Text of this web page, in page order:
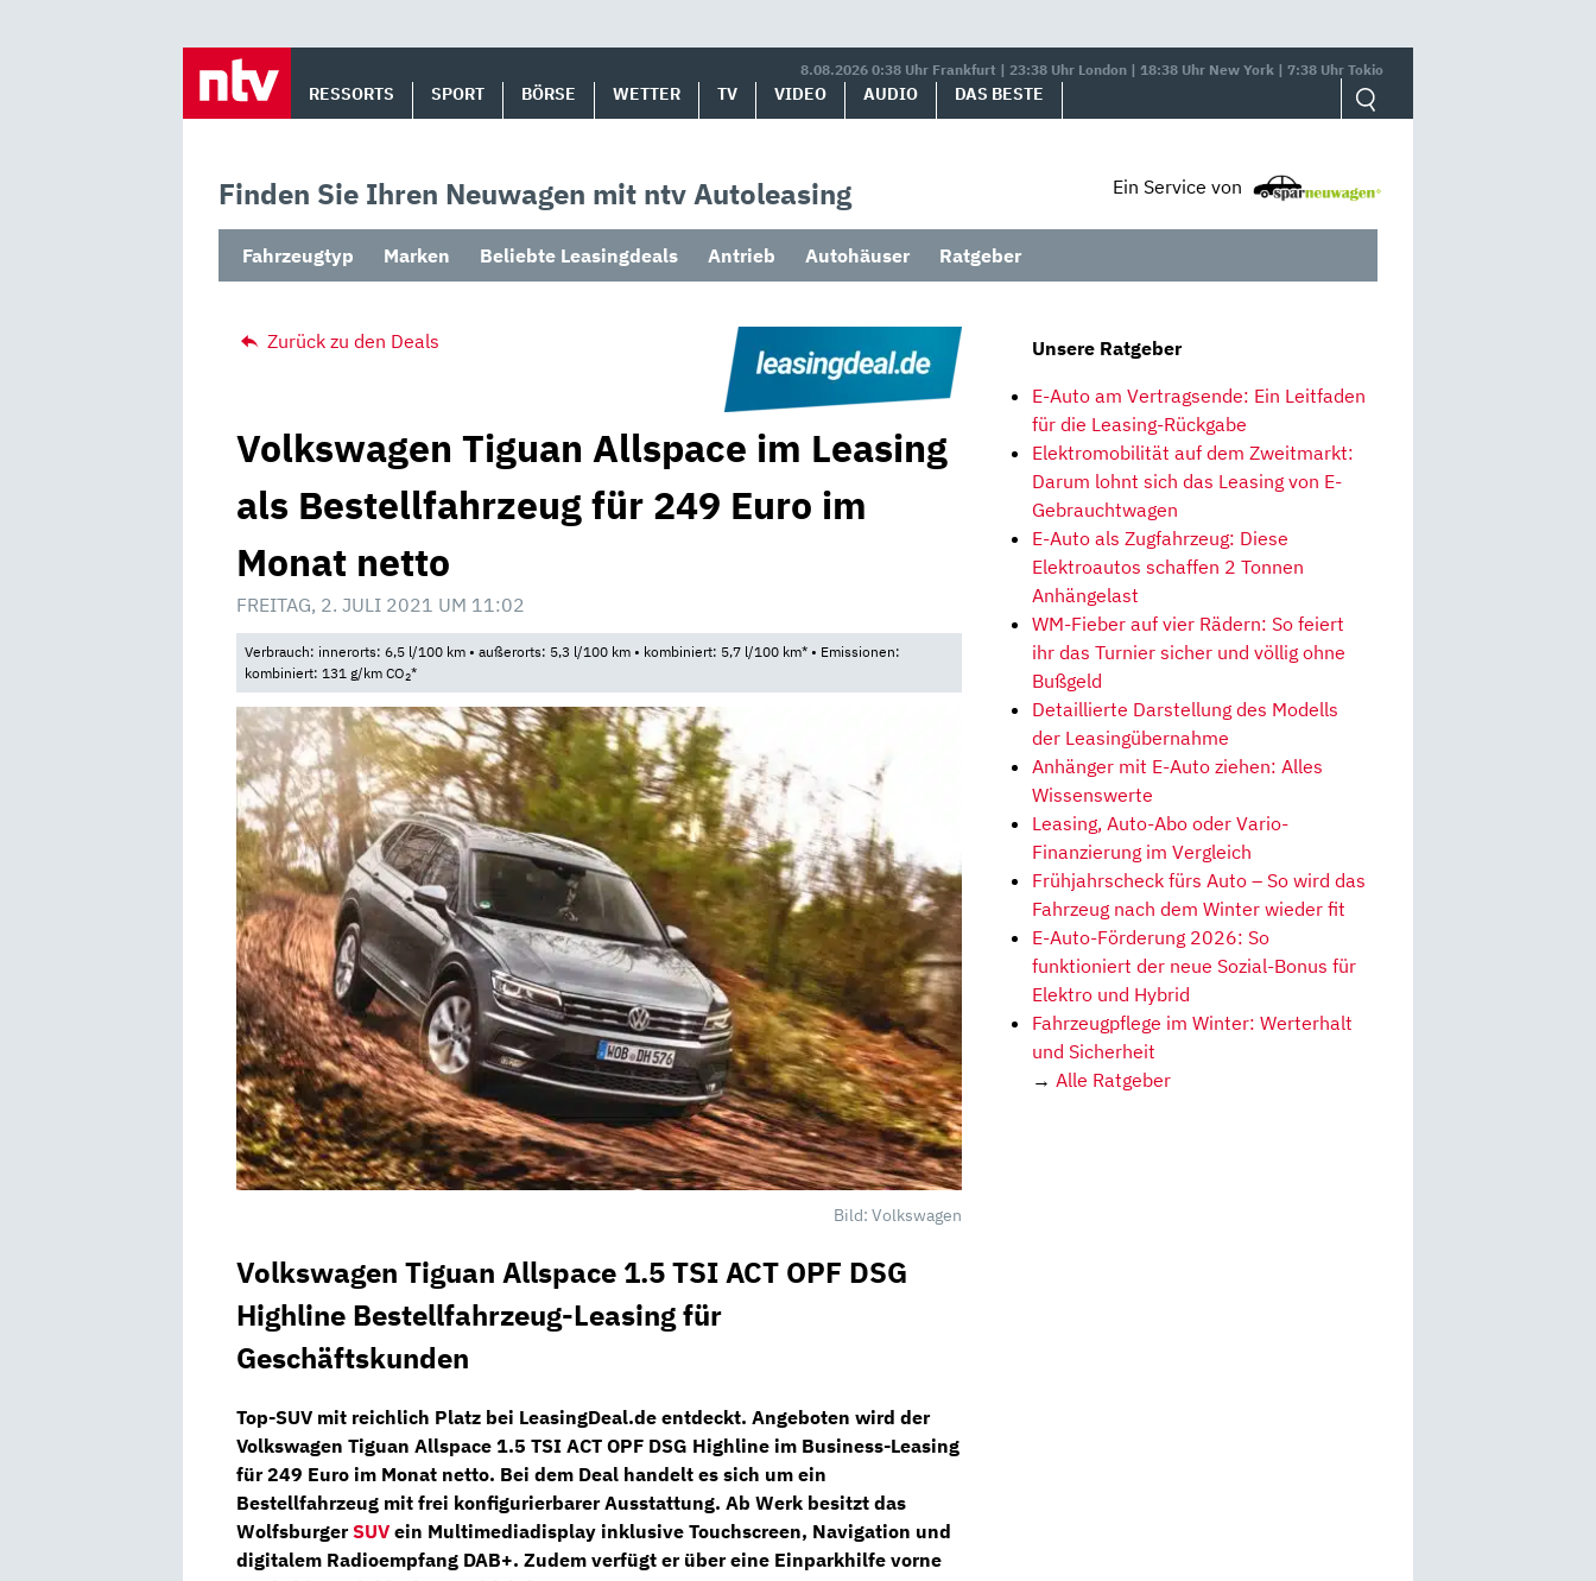
8.08.2026 0:38 Uhr Frankfurt | 23:38 Uhr London | 18:38 Uhr New York | 7:38 Uhr Tokio
RESSORTS SPORT BÖRSE WETTER TV VIDEO AUDIO DAS BESTE
Finden Sie Ihren Neuwagen mit ntv Autoleasing Ein Service von
Fahrzeugtyp Marken Beliebte Leasingdeals Antrieb Autohäuser Ratgeber
Zurück zu den Deals
Volkswagen Tiguan Allspace im Leasing
als Bestellfahrzeug für 249 Euro im
Monat netto
FREITAG, 2. JULI 2021 UM 11:02
Verbrauch: innerorts: 6,5 l/100 km • außerorts: 5,3 l/100 km • kombiniert: 5,7 l/100 km* • Emissionen:
kombiniert: 131 g/km CO2*
Bild: Volkswagen
Volkswagen Tiguan Allspace 1.5 TSI ACT OPF DSG
Highline Bestellfahrzeug-Leasing für
Geschäftskunden
Top-SUV mit reichlich Platz bei LeasingDeal.de entdeckt. Angeboten wird der
Volkswagen Tiguan Allspace 1.5 TSI ACT OPF DSG Highline im Business-Leasing
für249 Euro im Monat netto. Bei dem Deal handelt es sich um ein
Bestellfahrzeug mit frei konfigurierbarerAusstattung. Ab Werk besitzt das
WolfsburgerSUV ein Multimediadisplay inklusive Touchscreen, Navigation und
digitalem Radioempfang DAB+. Zudem verfügt er über eine Einparkhilfe vorne
Unsere Ratgeber
E-Auto am Vertragsende: Ein Leitfaden
für die Leasing-Rückgabe
Elektromobilität auf dem Zweitmarkt:
Darum lohnt sich das Leasing von E-
Gebrauchtwagen
E-Auto als Zugfahrzeug: Diese
Elektroautos schaffen 2 Tonnen
Anhängelast
WM-Fieber auf vier Rädern: So feiert
ihr das Turnier sicher und völlig ohne
Bußgeld
Detaillierte Darstellung des Modells
der Leasingübernahme
Anhänger mit E-Auto ziehen: Alles
Wissenswerte
Leasing, Auto-Abo oder Vario-
Finanzierung im Vergleich
Frühjahrscheck fürs Auto – So wird das
Fahrzeug nach dem Winter wieder fit
E-Auto-Förderung 2026: So
funktioniert der neue Sozial-Bonus für
Elektro und Hybrid
Fahrzeugpflege im Winter: Werterhalt
und Sicherheit
→ Alle Ratgeber